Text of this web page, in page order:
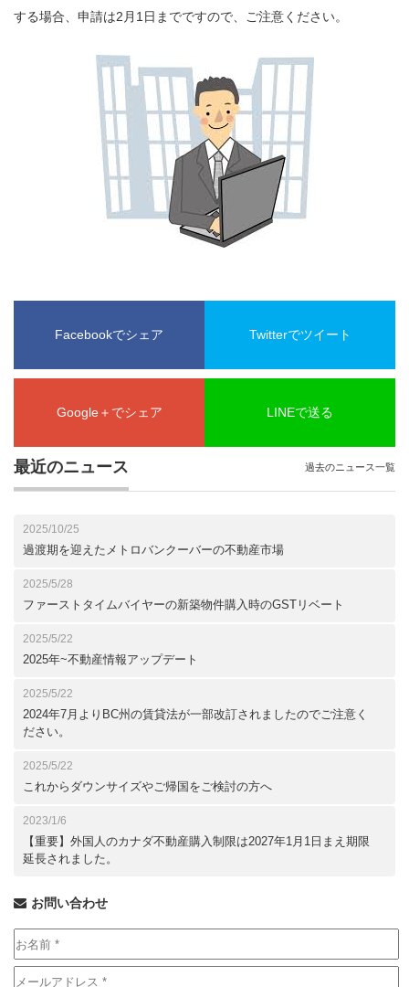
する場合、申請は2月1日までですので、ご注意ください。
Facebookでシェア Twitterでツイート
Google＋でシェア LINEで送る
最近のニュース
2025/10/25
過渡期を迎えたメトロバンクーバーの不動産市場
2025/5/28
ファーストタイムバイヤーの新築物件購入時のGSTリベート
2025/5/22
2025年~不動産情報アップデート
2025/5/22
2024年7月よりBC州の賃貸法が一部改訂されましたのでご注意く
ださい。
2025/5/22
これからダウンサイズやご帰国をご検討の方へ
2023/1/6
【重要】外国人のカナダ不動産購入制限は2027年1月1日まえ期限
延長されました。
過去のニュース一覧
お問い合わせ